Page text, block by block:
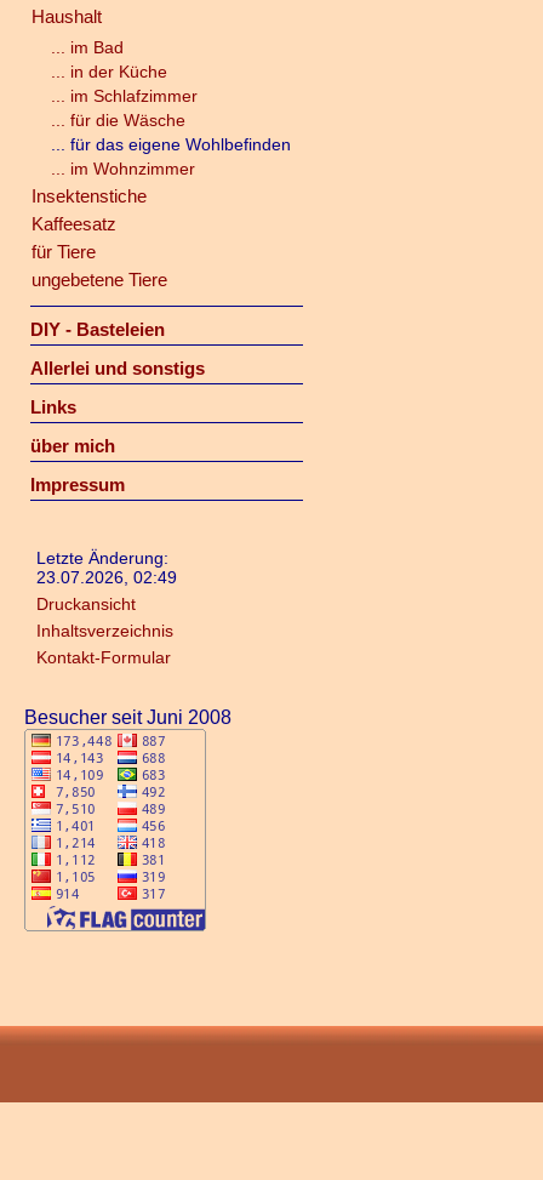
Haushalt
... im Bad
... in der Küche
... im Schlafzimmer
... für die Wäsche
... für das eigene Wohlbefinden
... im Wohnzimmer
Insektenstiche
Kaffeesatz
für Tiere
ungebetene Tiere
DIY - Basteleien
Allerlei und sonstigs
Links
über mich
Impressum
Letzte Änderung:
23.07.2026, 02:49
Druckansicht
Inhaltsverzeichnis
Kontakt-Formular
Besucher seit Juni 2008